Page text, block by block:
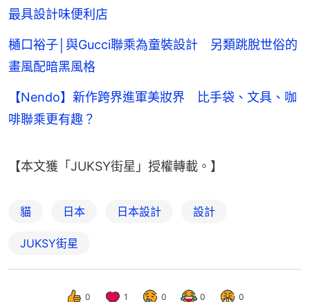
最具設計味便利店
樋口裕子│與Gucci聯乘為童裝設計 另類跳脫世俗的
畫風配暗黑風格
【Nendo】新作跨界進軍美妝界 比手袋、文具、咖
啡聯乘更有趣？
【本文獲「JUKSY街星」授權轉載。】
貓 日本 日本設計 設計
JUKSY街星
0 1 0 0 0